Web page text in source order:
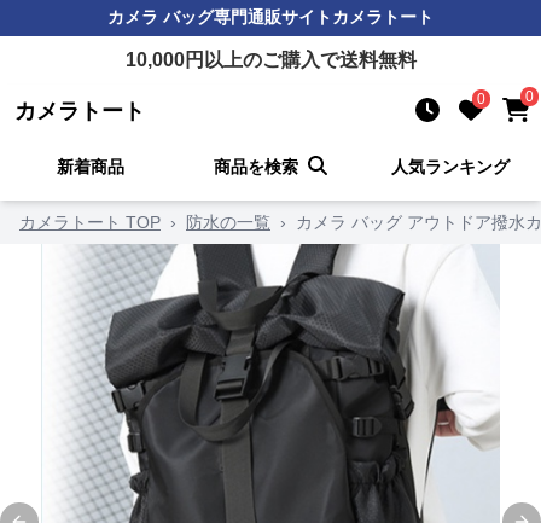
カメラ バッグ専門通販サイトカメラトート
10,000円以上のご購入で送料無料
カメラトート 0 0
新着商品 商品を検索 人気ランキング
カメラトート TOP › 防水の一覧 › カメラ バッグ アウトドア撥水